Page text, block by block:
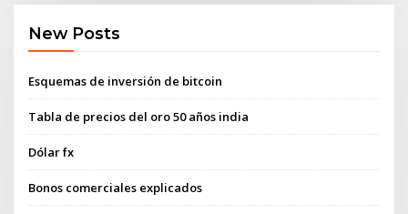
New Posts
Esquemas de inversión de bitcoin
Tabla de precios del oro 50 años india
Dólar fx
Bonos comerciales explicados